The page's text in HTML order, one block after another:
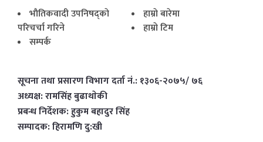
भाैतिकवादी उपनिषद्काे
परिचर्चा गरिने
हाम्राे बारेमा
हाम्राे टिम
सम्पर्क
सूचना तथा प्रसारण विभाग दर्ता नं.: १३०६-२०७५/ ७६
अध्यक्ष: रामसिंह बुढाथाेकी
प्रबन्ध निर्देशक: हुकुम बहादुर सिंह
सम्पादक: हिरामणि दु:खी